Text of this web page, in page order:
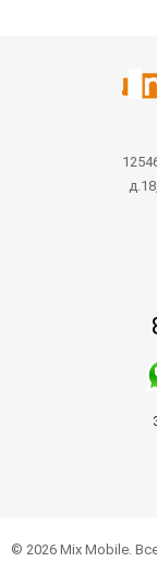
© 2026 Mix Mobile.